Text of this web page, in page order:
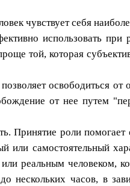
чувствует себя
использовать при
той, которая
освободиться от
от нее путем
Принятие роли
или самостоятельный
реальным человеком,
нескольких часов, в